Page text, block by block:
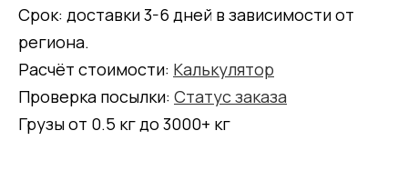
Срок: доставки 3-6 дней в зависимости от
региона.
Расчёт стоимости: Калькулятор
Проверка посылки: Статус заказа
Грузы от 0.5 кг до 3000+ кг